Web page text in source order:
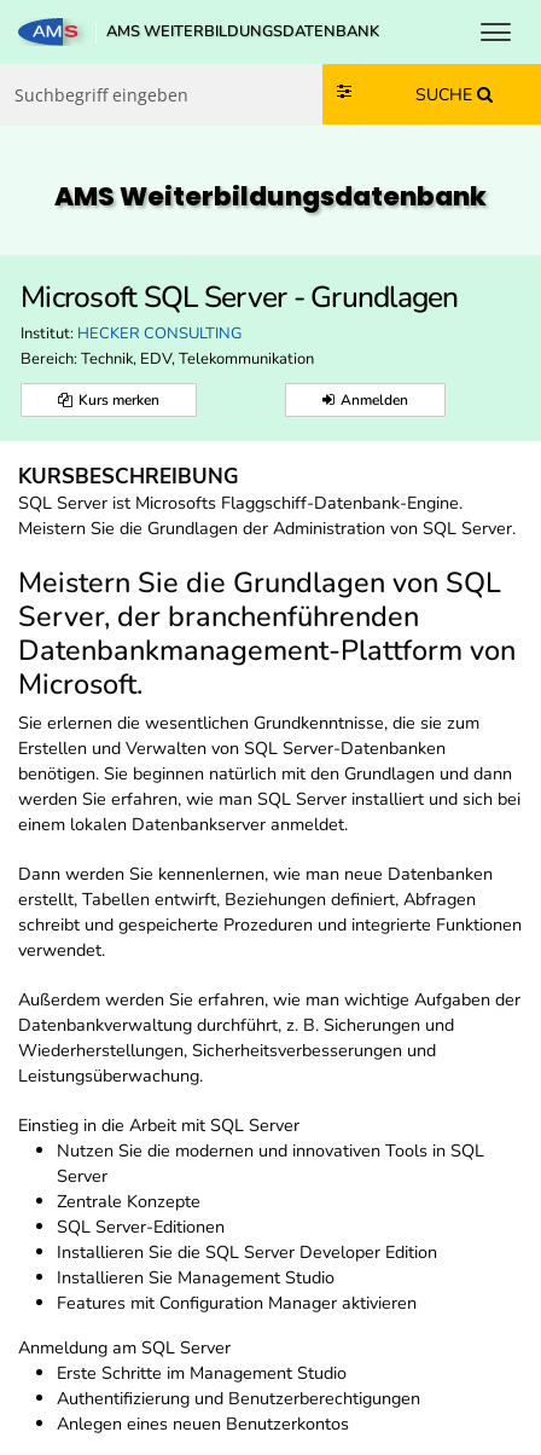
Zum Inhalt springen
Zum Navmenü springen
Zur Suche springen
Zur Footer springen
AMS WEITERBILDUNGSDATENBANK
SUCHE
AMS Weiterbildungs­datenbank
Microsoft SQL Server - Grundlagen
Institut: HECKER CONSULTING
Bereich: Technik, EDV, Telekommunikation
Kurs merken Anmelden
KURSBESCHREIBUNG
SQL Server ist Microsofts Flaggschiff-Datenbank-Engine.
Meistern Sie die Grundlagen der Administration von SQL Server.
Meistern Sie die Grundlagen von SQL
Server, der branchenführenden
Datenbankmanagement-Plattform von
Microsoft.
Sie erlernen die wesentlichen Grundkenntnisse, die sie zum
Erstellen und Verwalten von SQL Server-Datenbanken
benötigen. Sie beginnen natürlich mit den Grundlagen und dann
werden Sie erfahren, wie man SQL Server installiert und sich bei
einem lokalen Datenbankserver anmeldet.
Dann werden Sie kennenlernen, wie man neue Datenbanken
erstellt, Tabellen entwirft, Beziehungen definiert, Abfragen
schreibt und gespeicherte Prozeduren und integrierte Funktionen
verwendet.
Außerdem werden Sie erfahren, wie man wichtige Aufgaben der
Datenbankverwaltung durchführt, z. B. Sicherungen und
Wiederherstellungen, Sicherheitsverbesserungen und
Leistungsüberwachung.
Einstieg in die Arbeit mit SQL Server
Nutzen Sie die modernen und innovativen Tools in SQL
Server
Zentrale Konzepte
SQL Server-Editionen
Installieren Sie die SQL Server Developer Edition
Installieren Sie Management Studio
Features mit Configuration Manager aktivieren
Anmeldung am SQL Server
Erste Schritte im Management Studio
Authentifizierung und Benutzerberechtigungen
Anlegen eines neuen Benutzerkontos